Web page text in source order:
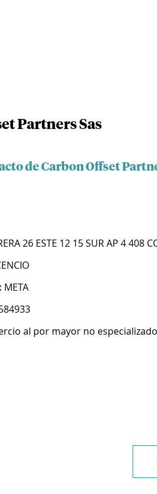
Partners Sas
de Carbon Offset
26 ESTE 12 15 SUR AP 4 408
META
al por mayor no especializado